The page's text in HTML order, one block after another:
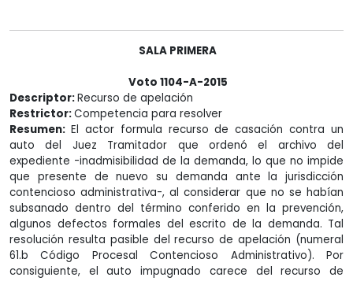
SALA PRIMERA
Voto 1104-A-2015
Descriptor:Recurso de apelación
Restrictor:Competencia para resolver
Resumen: El actor formula recurso de casación contra un
auto del Juez Tramitador que ordenó el archivo del
expediente -inadmisibilidad de la demanda, lo que no impide
que presente de nuevo su demanda ante la jurisdicción
contencioso administrativa-, al considerar que no se habían
subsanado dentro del término conferido en la prevención,
algunos defectos formales del escrito de la demanda. Tal
resolución resulta pasible del recurso de apelación (numeral
61.b Código Procesal Contencioso Administrativo). Por
consiguiente, el auto impugnado carece del recurso de